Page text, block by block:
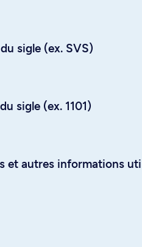
sigle (ex. SVS)
sigle (ex. 1101)
et autres informations